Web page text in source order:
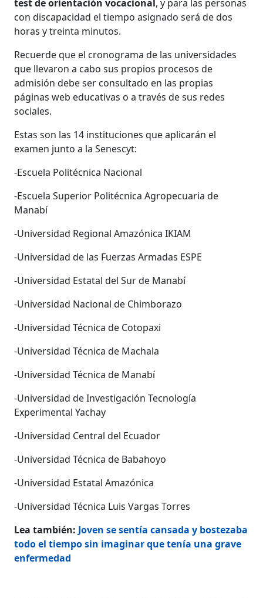
test de orientación vocacional , y para las personas
con discapacidad el tiempo asignado será de dos
horas y treinta minutos.
Recuerde que el cronograma de las universidades
que llevaron a cabo sus propios procesos de
admisión debe ser consultado en las propias
páginas web educativas o a través de sus redes
sociales.
Estas son las 14 instituciones que aplicarán el
examen junto a la Senescyt:
-Escuela Politécnica Nacional
-Escuela Superior Politécnica Agropecuaria de
Manabí
-Universidad Regional Amazónica IKIAM
-Universidad de las Fuerzas Armadas ESPE
-Universidad Estatal del Sur de Manabí
-Universidad Nacional de Chimborazo
-Universidad Técnica de Cotopaxi
-Universidad Técnica de Machala
-Universidad Técnica de Manabí
-Universidad de Investigación Tecnología
Experimental Yachay
-Universidad Central del Ecuador
-Universidad Técnica de Babahoyo
-Universidad Estatal Amazónica
-Universidad Técnica Luis Vargas Torres
Lea también: Joven se sentía cansada y bostezaba
todo el tiempo sin imaginar que tenía una grave
enfermedad